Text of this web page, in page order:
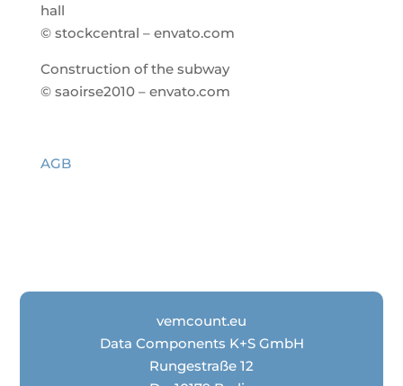
hall
© stockcentral – envato.com
Construction of the subway
© saoirse2010 – envato.com
AGB
vemcount.eu
Data Components K+S GmbH
Rungestraße 12